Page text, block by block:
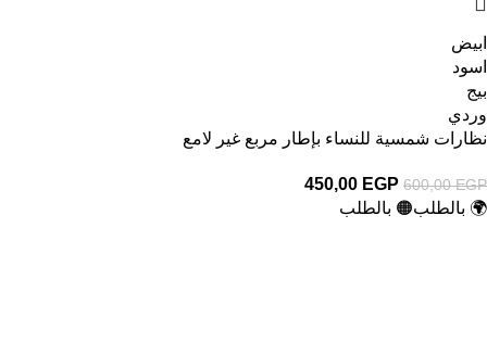
ابيض
اسود
بيج
وردي
نظارات شمسية للنساء بإطار مربع غير لامع
600,00EGP
450,00 EGP
🌍 بالطلب🟠 بالطلب